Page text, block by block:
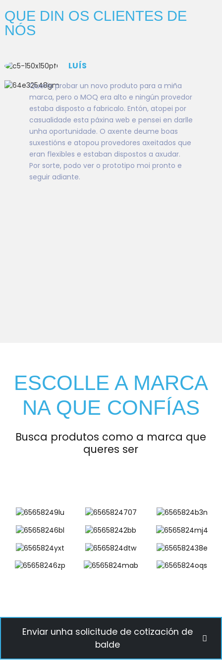
QUE DIN OS CLIENTES DE
NÓS
LUÍS
Quería probar un novo produto para a miña
marca, pero o MOQ era alto e ningún provedor
estaba disposto a fabricalo. Entón, atopei por
casualidade esta páxina web e pensei en darlle
unha oportunidade. O axente deume boas
suxestións e atopou provedores axeitados que
eran flexibles e estaban dispostos a axudar.
Por sorte, podo ver o prototipo moi pronto e
seguir adiante.
ESCOLLE A MARCA
NA QUE CONFÍAS
Busca produtos como a marca que
queres ser
Enviar unha solicitude de cotización de
balde